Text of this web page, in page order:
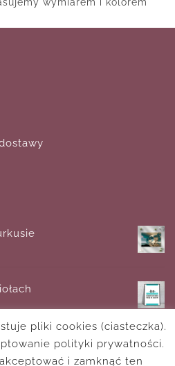
wymiarem i kolorem
pliki cookies (ciasteczka).
polityki prywatności.
i zamknąć ten